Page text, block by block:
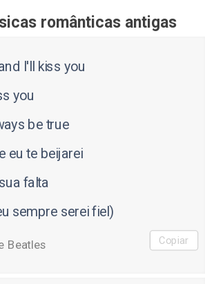
românticas antigas
I'll kiss you
you
be true
eu te beijarei
falta
sempre serei fiel)
Beatles Copiar